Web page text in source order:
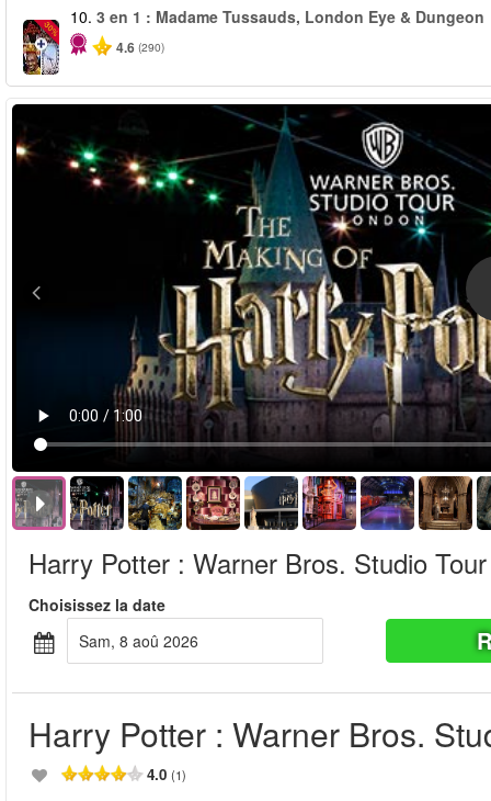
-30%
10. 3 en 1 : Madame Tussauds, London Eye & Dungeon
4.6 (290)
Harry Potter : Warner Bros. Studio
Choisissez la date
sam, 8 aoû 2026
Harry Potter : Warner Bros.
4.0 (1)